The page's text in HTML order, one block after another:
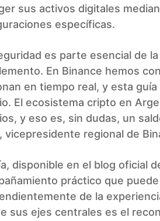
sus activos digitales
específicas.
es parte esencial de
En Binance hemos
en tiempo real, y esta
El ecosistema cripto en
y eso es, sin dudas, un
vicepresidente regional de
disponible en el blog oficial
práctico que
de la
sus ejes centrales es el